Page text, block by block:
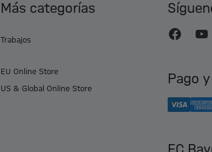
Más categorías
Trabajos
EU Online Store
US & Global Online Store
Pago